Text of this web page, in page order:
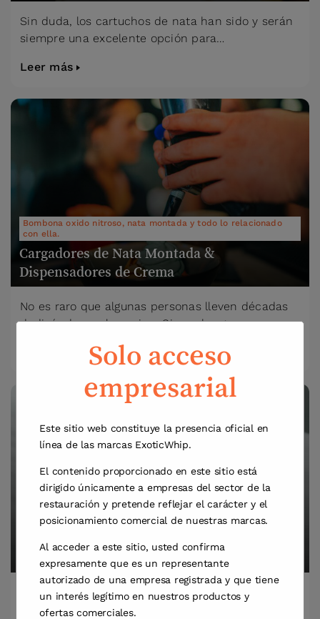
Sin duda, los cartuchos de nata han sido y serán
siempre una excelente opción para…
Leer más
Bombona oxido nitroso, nata montada y todo lo relacionado
con ella.
Cargadores de Nata Montada &
Dispensadores de Crema
No es raro que algunas personas lleven décadas
dedicándose a la cocina. Sin embargo, no…
Bombona oxido nitroso, nata montada y todo lo relacionado
con ella.
Bombona Oxido Nitroso
La nata esponjosa y ligeramente montada es lo
primero que viene a la mente de…
Solo acceso
empresarial
Este sitio web constituye la presencia oficial en
línea de las marcas ExoticWhip.
El contenido proporcionado en este sitio está
dirigido únicamente a empresas del sector de la
restauración y pretende reflejar el carácter y el
posicionamiento comercial de nuestras marcas.
Al acceder a este sitio, usted confirma
expresamente que es un representante
autorizado de una empresa registrada y que tiene
un interés legítimo en nuestros productos y
ofertas comerciales.